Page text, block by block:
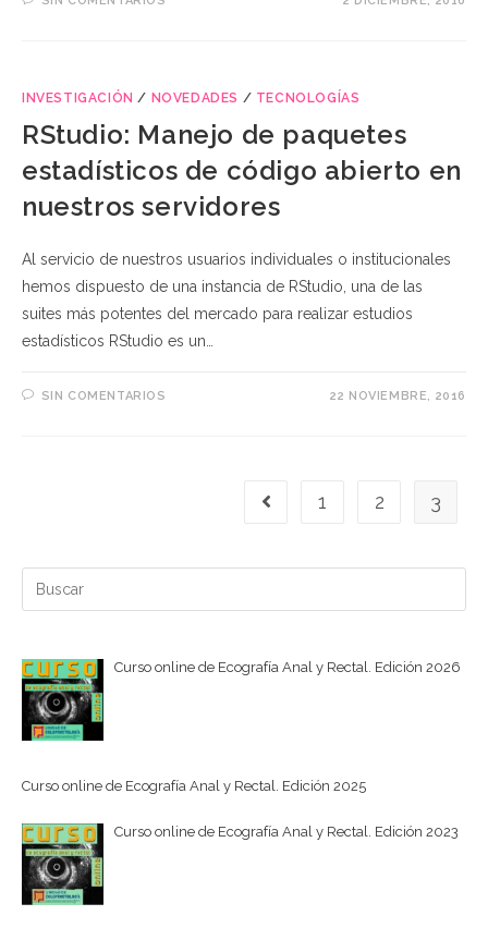
INVESTIGACIÓN / NOVEDADES / TECNOLOGÍAS
RStudio: Manejo de paquetes
estadísticos de código abierto en
nuestros servidores
Al servicio de nuestros usuarios individuales o institucionales
hemos dispuesto de una instancia de RStudio, una de las
suites más potentes del mercado para realizar estudios
estadísticos RStudio es un…
SIN COMENTARIOS 22 NOVIEMBRE, 2016
Ir a la página anterior
1 2 3
Buscar:
Curso online de Ecografía Anal y Rectal. Edición 2026
Curso online de Ecografía Anal y Rectal. Edición 2025
Curso online de Ecografía Anal y Rectal. Edición 2023